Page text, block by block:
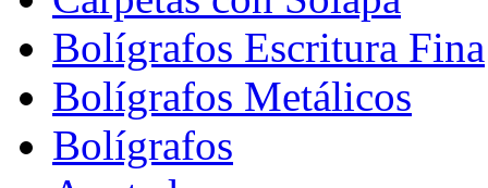
Bolígrafos Escritura Fina
Bolígrafos Metálicos
Bolígrafos